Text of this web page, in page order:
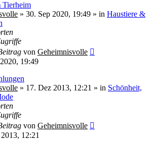
Tierheim
» 30. Sep 2020, 19:49 » in Haustiere &
von Geheimnisvolle
19:49
» 17. Dez 2013, 12:21 » in Schönheit,
von Geheimnisvolle
12:21